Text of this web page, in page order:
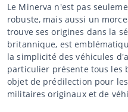
Le Minerva n'est pas
robuste, mais aussi un
trouve ses origines dans la
britannique, est
la simplicité des véhicules
particulier présente tous les
objet de prédilection pour
militaires originaux et de